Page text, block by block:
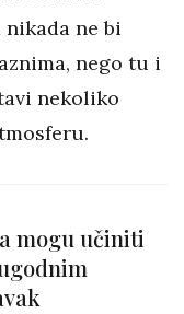
ne bi
nego tu i
nekoliko
mogu učiniti